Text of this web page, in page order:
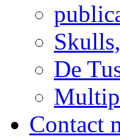
De
Contact